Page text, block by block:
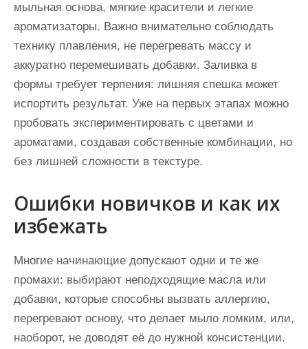
мыльная основа, мягкие красители и легкие
ароматизаторы. Важно внимательно соблюдать
технику плавления, не перегревать массу и
аккуратно перемешивать добавки. Заливка в
формы требует терпения: лишняя спешка может
испортить результат. Уже на первых этапах можно
пробовать экспериментировать с цветами и
ароматами, создавая собственные комбинации, но
без лишней сложности в текстуре.
Ошибки новичков и как их
избежать
Многие начинающие допускают одни и те же
промахи: выбирают неподходящие масла или
добавки, которые способны вызвать аллергию,
перегревают основу, что делает мыло ломким, или,
наоборот, не доводят её до нужной консистенции.